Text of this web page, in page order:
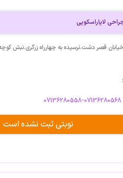
لاپاراسکوپی
07136280558-07136280568
نوبتی ثبت نشده است